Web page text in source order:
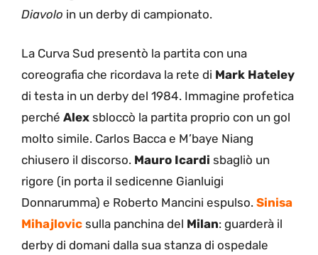
Diavolo in un derby di campionato.
La Curva Sud presentò la partita con una
coreografia che ricordava la rete di Mark Hateley
di testa in un derby del 1984. Immagine profetica
perché Alex sbloccò la partita proprio con un gol
molto simile. Carlos Bacca e M’baye Niang
chiusero il discorso. Mauro Icardi sbagliò un
rigore (in porta il sedicenne Gianluigi
Donnarumma) e Roberto Mancini espulso. Sinisa
Mihajlovic sulla panchina del Milan: guarderà il
derby di domani dalla sua stanza di ospedale